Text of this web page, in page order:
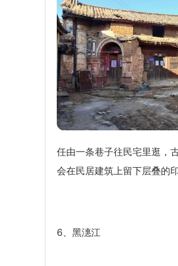
任由一条巷子往民宅里逛，
会在民居建筑上留下层叠的印
6、黑潓江